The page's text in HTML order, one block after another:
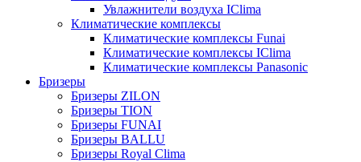
Увлажнители воздуха IClima
Климатические комплексы
Климатические комплексы Funai
Климатические комплексы IClima
Климатические комплексы Panasonic
Бризеры
Бризеры ZILON
Бризеры TION
Бризеры FUNAI
Бризеры BALLU
Бризеры Royal Clima